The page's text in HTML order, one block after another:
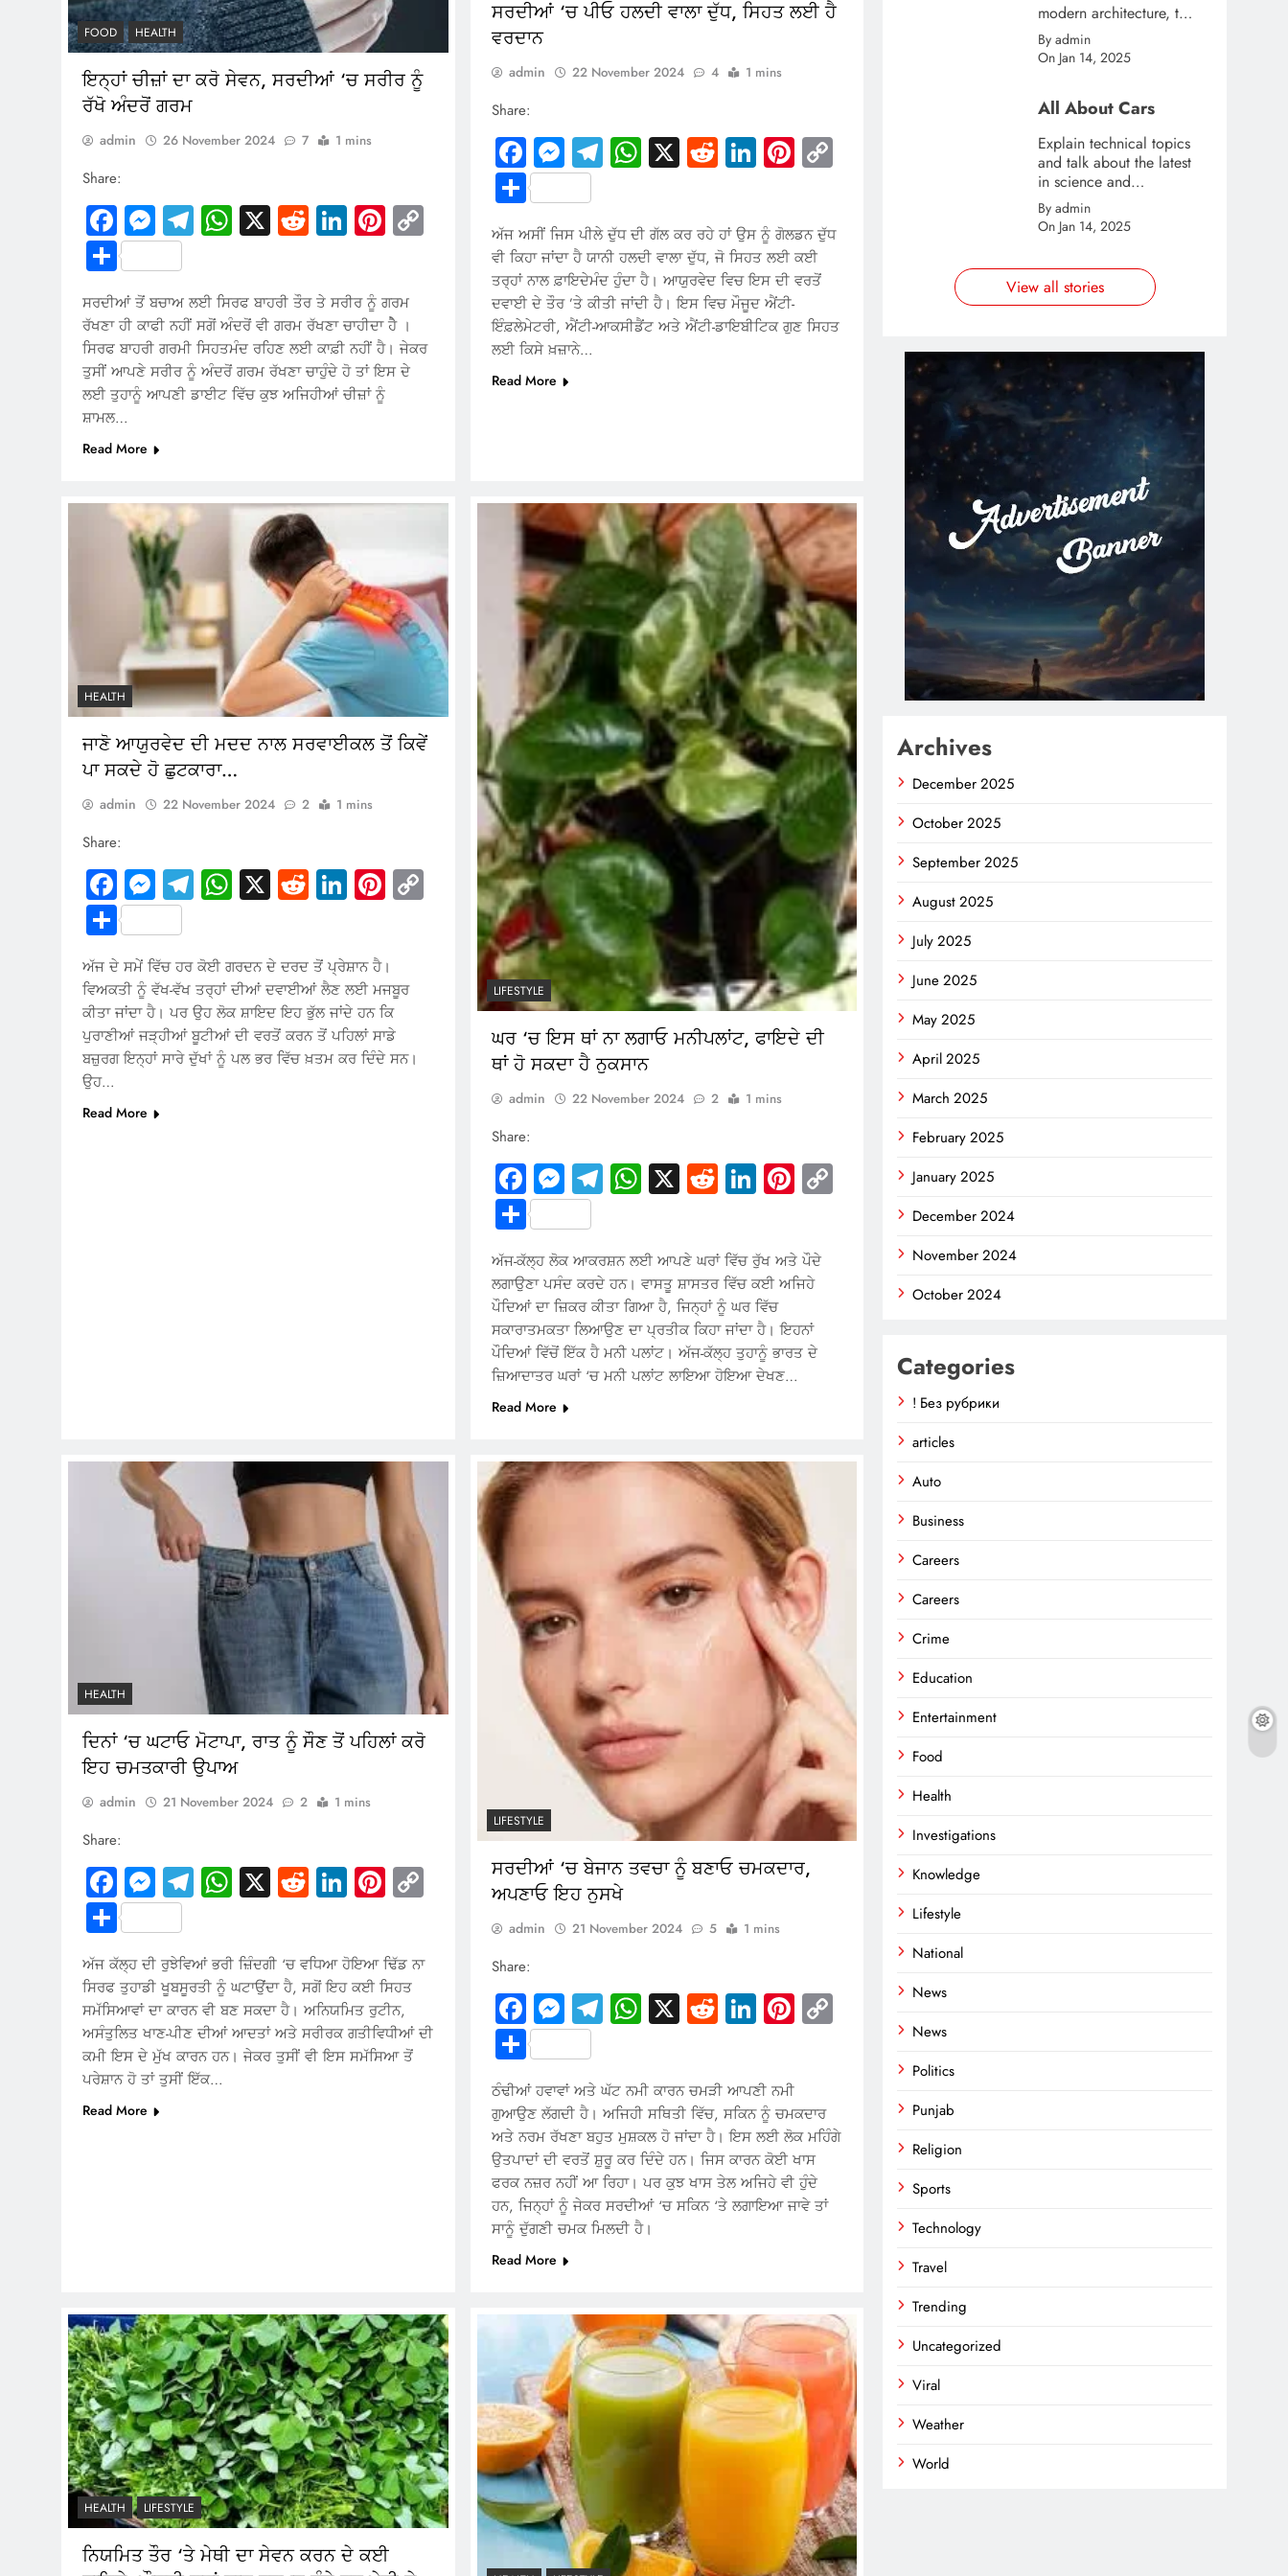
FOOD HEALTH
ਇਨ੍ਹਾਂ ਚੀਜ਼ਾਂ ਦਾ ਕਰੋ ਸੇਵਨ, ਸਰਦੀਆਂ ‘ਚ ਸਰੀਰ ਨੂੰ
ਰੱਖੋ ਅੰਦਰੋਂ ਗਰਮ
admin 26 November 2024 7 1 mins
Share:
Facebook
Messenger
Telegram
WhatsApp
X RedditLinkedInPinterest
Share
ਸਰਦੀਆਂ ਤੋਂ ਬਚਾਅ ਲਈ ਸਿਰਫ ਬਾਹਰੀ ਤੌਰ ਤੇ ਸਰੀਰ ਨੂੰ ਗਰਮ
ਰੱਖਣਾ ਹੀ ਕਾਫੀ ਨਹੀਂ ਸਗੋਂ ਅੰਦਰੋਂ ਵੀ ਗਰਮ ਰੱਖਣਾ ਚਾਹੀਦਾ ਹੈੇ ।
ਸਿਰਫ ਬਾਹਰੀ ਗਰਮੀ ਸਿਹਤਮੰਦ ਰਹਿਣ ਲਈ ਕਾਫ਼ੀ ਨਹੀਂ ਹੈ। ਜੇਕਰ
ਤੁਸੀਂ ਆਪਣੇ ਸਰੀਰ ਨੂੰ ਅੰਦਰੋਂ ਗਰਮ ਰੱਖਣਾ ਚਾਹੁੰਦੇ ਹੋ ਤਾਂ ਇਸ ਦੇ
ਲਈ ਤੁਹਾਨੂੰ ਆਪਣੀ ਡਾਈਟ ਵਿੱਚ ਕੁਝ ਅਜਿਹੀਆਂ ਚੀਜ਼ਾਂ ਨੂੰ
ਸ਼ਾਮਲ…
Read More
ਸਰਦੀਆਂ ‘ਚ ਪੀਓ ਹਲਦੀ ਵਾਲਾ ਦੁੱਧ, ਸਿਹਤ ਲਈ ਹੈ
ਵਰਦਾਨ
admin 22 November 2024 4 1 mins
Share:
Facebook
Messenger
Telegram
WhatsApp
X RedditLinkedIn
Pinterest
Copy
Share
ਅੱਜ ਅਸੀਂ ਜਿਸ ਪੀਲੇ ਦੁੱਧ ਦੀ ਗੱਲ ਕਰ ਰਹੇ ਹਾਂ ਉਸ ਨੂੰ ਗੋਲਡਨ ਦੁੱਧ
ਵੀ ਕਿਹਾ ਜਾਂਦਾ ਹੈ ਯਾਨੀ ਹਲਦੀ ਵਾਲਾ ਦੁੱਧ, ਜੋ ਸਿਹਤ ਲਈ ਕਈ
ਤਰ੍ਹਾਂ ਨਾਲ ਫ਼ਾਇਦੇਮੰਦ ਹੁੰਦਾ ਹੈ। ਆਯੁਰਵੇਦ ਵਿਚ ਇਸ ਦੀ ਵਰਤੋਂ
ਦਵਾਈ ਦੇ ਤੌਰ ’ਤੇ ਕੀਤੀ ਜਾਂਦੀ ਹੈ। ਇਸ ਵਿਚ ਮੌਜੂਦ ਐਂਟੀ-
ਇੰਫ਼ਲੇਮੇਟਰੀ, ਐਂਟੀ-ਆਕਸੀਡੈਂਟ ਅਤੇ ਐਂਟੀ-ਡਾਇਬੀਟਿਕ ਗੁਣ ਸਿਹਤ
ਲਈ ਕਿਸੇ ਖ਼ਜ਼ਾਨੇ…
Read More
HEALTH
ਜਾਣੋ ਆਯੁਰਵੇਦ ਦੀ ਮਦਦ ਨਾਲ ਸਰਵਾਈਕਲ ਤੋਂ ਕਿਵੇਂ
ਪਾ ਸਕਦੇ ਹੋ ਛੁਟਕਾਰਾ…
admin 22 November 2024 2 1 mins
Share:
Facebook
Messenger
Telegram
WhatsApp
X RedditLinkedInPinterest
Copy
Share
ਅੱਜ ਦੇ ਸਮੇਂ ਵਿੱਚ ਹਰ ਕੋਈ ਗਰਦਨ ਦੇ ਦਰਦ ਤੋਂ ਪ੍ਰੇਸ਼ਾਨ ਹੈ।
ਵਿਅਕਤੀ ਨੂੰ ਵੱਖ-ਵੱਖ ਤਰ੍ਹਾਂ ਦੀਆਂ ਦਵਾਈਆਂ ਲੈਣ ਲਈ ਮਜਬੂਰ
ਕੀਤਾ ਜਾਂਦਾ ਹੈ। ਪਰ ਉਹ ਲੋਕ ਸ਼ਾਇਦ ਇਹ ਭੁੱਲ ਜਾਂਦੇ ਹਨ ਕਿ
ਪੁਰਾਣੀਆਂ ਜੜ੍ਹੀਆਂ ਬੂਟੀਆਂ ਦੀ ਵਰਤੋਂ ਕਰਨ ਤੋਂ ਪਹਿਲਾਂ ਸਾਡੇ
ਬਜ਼ੁਰਗ ਇਨ੍ਹਾਂ ਸਾਰੇ ਦੁੱਖਾਂ ਨੂੰ ਪਲ ਭਰ ਵਿੱਚ ਖ਼ਤਮ ਕਰ ਦਿੰਦੇ ਸਨ।
ਉਹ…
Read More
LIFESTYLE
ਘਰ ‘ਚ ਇਸ ਥਾਂ ਨਾ ਲਗਾਓ ਮਨੀਪਲਾਂਟ, ਫਾਇਦੇ ਦੀ
ਥਾਂ ਹੋ ਸਕਦਾ ਹੈ ਨੁਕਸਾਨ
admin 22 November 2024 2 1 mins
Share:
Facebook
Messenger
Telegram
WhatsApp
X RedditLinkedIn
Pinterest
Copy
Share
ਅੱਜ-ਕੱਲ੍ਹ ਲੋਕ ਆਕਰਸ਼ਨ ਲਈ ਆਪਣੇ ਘਰਾਂ ਵਿੱਚ ਰੁੱਖ ਅਤੇ ਪੌਦੇ
ਲਗਾਉਣਾ ਪਸੰਦ ਕਰਦੇ ਹਨ। ਵਾਸਤੂ ਸ਼ਾਸਤਰ ਵਿੱਚ ਕਈ ਅਜਿਹੇ
ਪੌਦਿਆਂ ਦਾ ਜ਼ਿਕਰ ਕੀਤਾ ਗਿਆ ਹੈ, ਜਿਨ੍ਹਾਂ ਨੂੰ ਘਰ ਵਿੱਚ
ਸਕਾਰਾਤਮਕਤਾ ਲਿਆਉਣ ਦਾ ਪ੍ਰਤੀਕ ਕਿਹਾ ਜਾਂਦਾ ਹੈ। ਇਹਨਾਂ
ਪੌਦਿਆਂ ਵਿੱਚੋਂ ਇੱਕ ਹੈ ਮਨੀ ਪਲਾਂਟ। ਅੱਜ-ਕੱਲ੍ਹ ਤੁਹਾਨੂੰ ਭਾਰਤ ਦੇ
ਜ਼ਿਆਦਾਤਰ ਘਰਾਂ ‘ਚ ਮਨੀ ਪਲਾਂਟ ਲਾਇਆ ਹੋਇਆ ਦੇਖਣ…
Read More
HEALTH
ਦਿਨਾਂ ‘ਚ ਘਟਾਓ ਮੋਟਾਪਾ, ਰਾਤ ਨੂੰ ਸੌਣ ਤੋਂ ਪਹਿਲਾਂ ਕਰੋ
ਇਹ ਚਮਤਕਾਰੀ ਉਪਾਅ
admin 21 November 2024 2 1 mins
Share:
Facebook
Messenger
Telegram
WhatsApp
X RedditLinkedInPinterest
Copy
Share
ਅੱਜ ਕੱਲ੍ਹ ਦੀ ਰੁਝੇਵਿਆਂ ਭਰੀ ਜ਼ਿੰਦਗੀ ‘ਚ ਵਧਿਆ ਹੋਇਆ ਢਿੱਡ ਨਾ
ਸਿਰਫ ਤੁਹਾਡੀ ਖੂਬਸੂਰਤੀ ਨੂੰ ਘਟਾਉਂਦਾ ਹੈ, ਸਗੋਂ ਇਹ ਕਈ ਸਿਹਤ
ਸਮੱਸਿਆਵਾਂ ਦਾ ਕਾਰਨ ਵੀ ਬਣ ਸਕਦਾ ਹੈ। ਅਨਿਯਮਿਤ ਰੁਟੀਨ,
ਅਸੰਤੁਲਿਤ ਖਾਣ-ਪੀਣ ਦੀਆਂ ਆਦਤਾਂ ਅਤੇ ਸਰੀਰਕ ਗਤੀਵਿਧੀਆਂ ਦੀ
ਕਮੀ ਇਸ ਦੇ ਮੁੱਖ ਕਾਰਨ ਹਨ। ਜੇਕਰ ਤੁਸੀਂ ਵੀ ਇਸ ਸਮੱਸਿਆ ਤੋਂ
ਪਰੇਸ਼ਾਨ ਹੋ ਤਾਂ ਤੁਸੀਂ ਇੱਕ…
Read More
LIFESTYLE
ਸਰਦੀਆਂ ‘ਚ ਬੇਜਾਨ ਤਵਚਾ ਨੂੰ ਬਣਾਓ ਚਮਕਦਾਰ,
ਅਪਣਾਓ ਇਹ ਨੁਸਖੇ
admin 21 November 2024 5 1 mins
Share:
Facebook
Messenger
Telegram
WhatsApp
X RedditLinkedIn
Pinterest
Copy
Share
ਠੰਢੀਆਂ ਹਵਾਵਾਂ ਅਤੇ ਘੱਟ ਨਮੀ ਕਾਰਨ ਚਮੜੀ ਆਪਣੀ ਨਮੀ
ਗੁਆਉਣ ਲੱਗਦੀ ਹੈ। ਅਜਿਹੀ ਸਥਿਤੀ ਵਿੱਚ, ਸਕਿਨ ਨੂੰ ਚਮਕਦਾਰ
ਅਤੇ ਨਰਮ ਰੱਖਣਾ ਬਹੁਤ ਮੁਸ਼ਕਲ ਹੋ ਜਾਂਦਾ ਹੈ। ਇਸ ਲਈ ਲੋਕ ਮਹਿੰਗੇ
ਉਤਪਾਦਾਂ ਦੀ ਵਰਤੋਂ ਸ਼ੁਰੂ ਕਰ ਦਿੰਦੇ ਹਨ। ਜਿਸ ਕਾਰਨ ਕੋਈ ਖਾਸ
ਫਰਕ ਨਜ਼ਰ ਨਹੀਂ ਆ ਰਿਹਾ। ਪਰ ਕੁਝ ਖਾਸ ਤੇਲ ਅਜਿਹੇ ਵੀ ਹੁੰਦੇ
ਹਨ, ਜਿਨ੍ਹਾਂ ਨੂੰ ਜੇਕਰ ਸਰਦੀਆਂ ‘ਚ ਸਕਿਨ ‘ਤੇ ਲਗਾਇਆ ਜਾਵੇ ਤਾਂ
ਸਾਨੂੰ ਦੁੱਗਣੀ ਚਮਕ ਮਿਲਦੀ ਹੈ।
Read More
HEALTH LIFESTYLE
ਨਿਯਮਿਤ ਤੌਰ ‘ਤੇ ਮੇਥੀ ਦਾ ਸੇਵਨ ਕਰਨ ਦੇ ਕਈ
modern architecture, this
template is great for
creating stories about
urban and city tourism.
By admin
On Jan 14, 2025
All About Cars
Explain technical topics
and talk about the latest
in science and
technology with this
clean and futuristic
template.
By admin
On Jan 14, 2025
View all stories
Archives
December 2025
October 2025
September 2025
August 2025
July 2025
June 2025
May 2025
April 2025
March 2025
February 2025
January 2025
December 2024
November 2024
October 2024
Categories
! Без рубрики
articles
Auto
Business
Careers
Careers
Crime
Education
Entertainment
Food
Health
Investigations
Knowledge
Lifestyle
National
News
News
Politics
Punjab
Religion
Sports
Technology
Travel
Trending
Uncategorized
Viral
Weather
World